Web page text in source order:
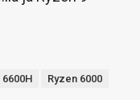
6600H
Ryzen 6000